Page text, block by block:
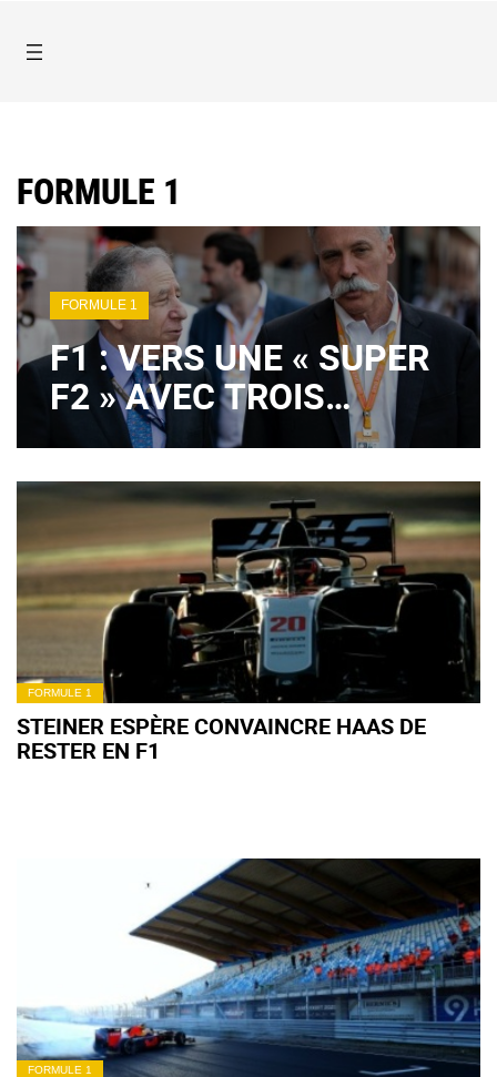
FORMULE 1
FORMULE 1
F1 : VERS UNE « SUPER
F2 » AVEC TROIS
VOITURES PAR ÉQUIPE
?
FORMULE 1
STEINER ESPÈRE CONVAINCRE HAAS DE
RESTER EN F1
FORMULE 1